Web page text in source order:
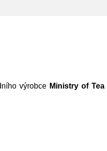
výrobce Ministry of Tea